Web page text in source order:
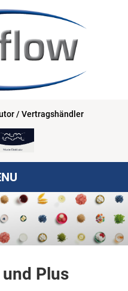
/ Vertragshändler
Plus